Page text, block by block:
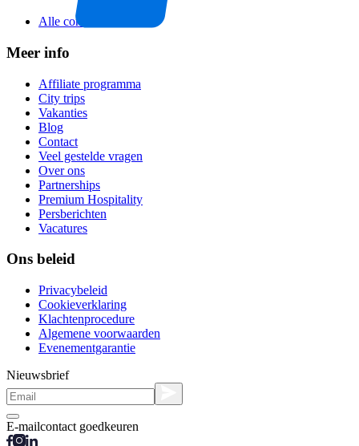
Alle concerten
Meer info
Affiliate programma
City trips
Vakanties
Blog
Contact
Veel gestelde vragen
Over ons
Partnerships
Premium Hospitality
Persberichten
Vacatures
Ons beleid
Privacybeleid
Cookieverklaring
Klachtenprocedure
Algemene voorwaarden
Evenementgarantie
Nieuwsbrief
E-mailcontact goedkeuren